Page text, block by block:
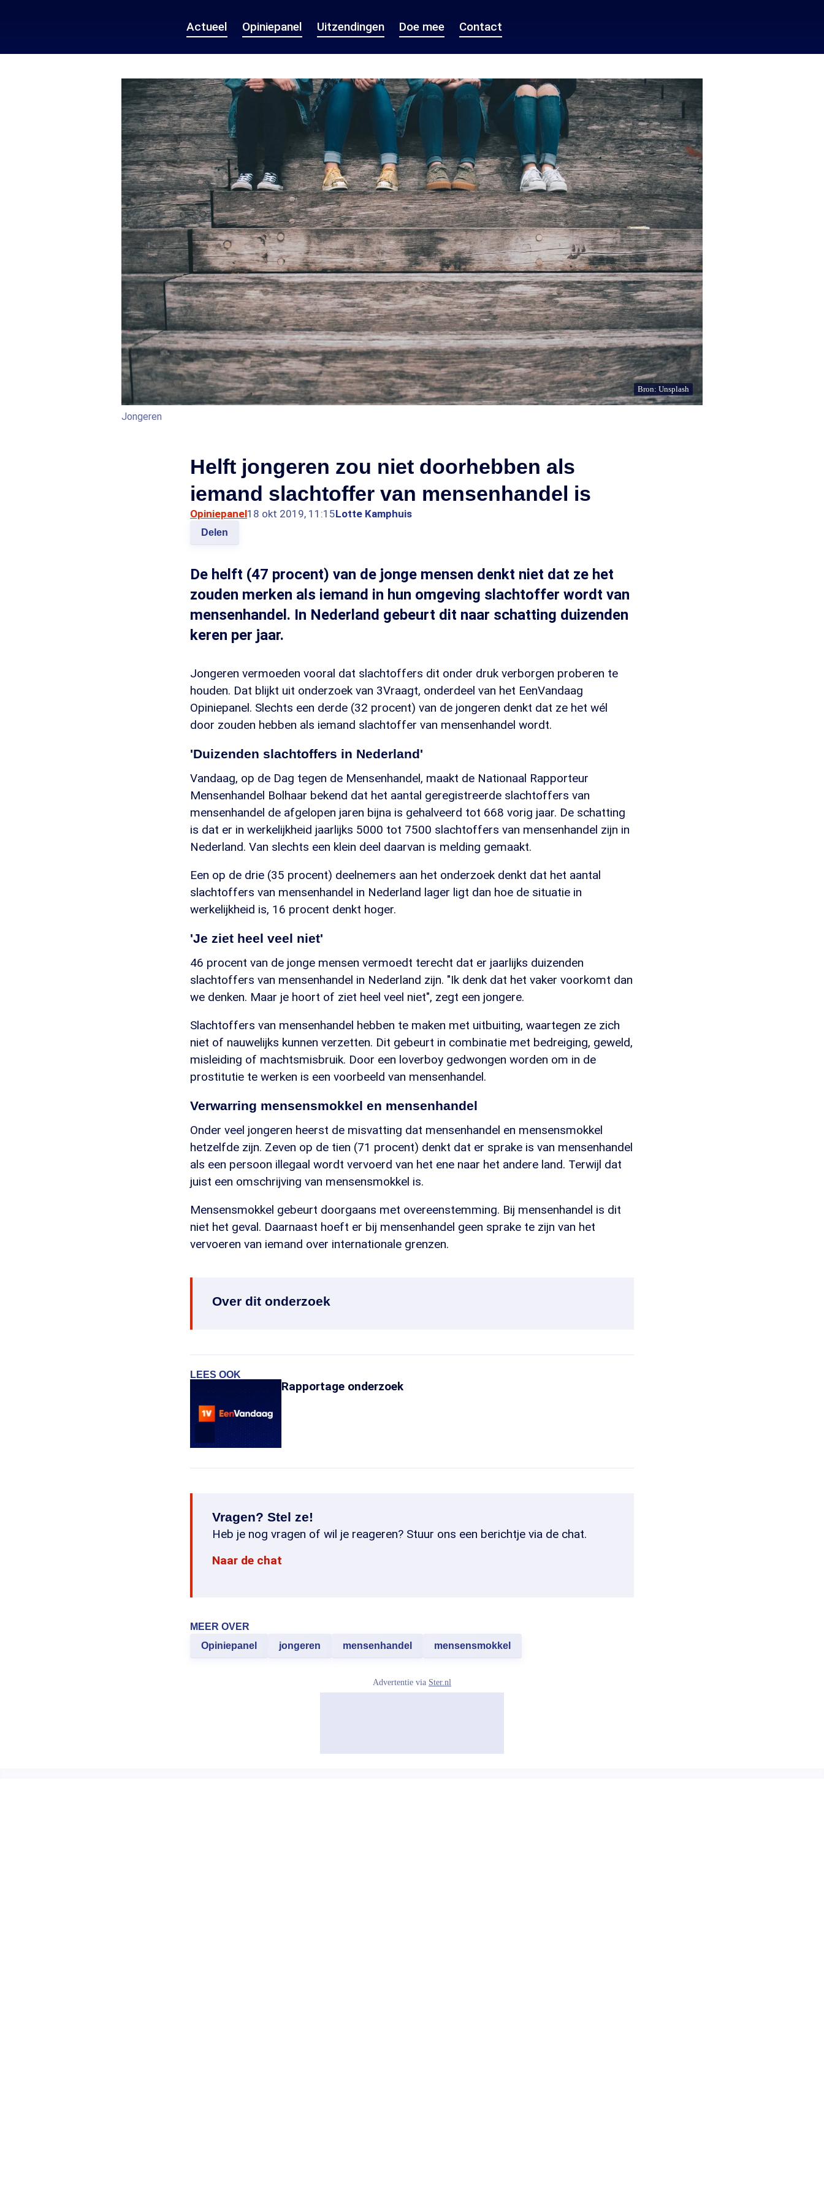
Actueel Opiniepanel Uitzendingen Doe mee Contact
Bron: Unsplash
Jongeren
Helft jongeren zou niet doorhebben als
iemand slachtoffer van mensenhandel is
Opiniepanel18 okt 2019, 11:15Lotte Kamphuis
Delen
De helft (47 procent) van de jonge mensen denkt niet dat ze het
zouden merken als iemand in hun omgeving slachtoffer wordt van
mensenhandel. In Nederland gebeurt dit naar schatting duizenden
keren per jaar.
Jongeren vermoeden vooral dat slachtoffers dit onder druk verborgen proberen te
houden. Dat blijkt uit onderzoek van 3Vraagt, onderdeel van het EenVandaag
Opiniepanel. Slechts een derde (32 procent) van de jongeren denkt dat ze het wél
door zouden hebben als iemand slachtoffer van mensenhandel wordt.
'Duizenden slachtoffers in Nederland'
Vandaag, op de Dag tegen de Mensenhandel, maakt de Nationaal Rapporteur
Mensenhandel Bolhaar bekend dat het aantal geregistreerde slachtoffers van
mensenhandel de afgelopen jaren bijna is gehalveerd tot 668 vorig jaar. De schatting
is dat er in werkelijkheid jaarlijks 5000 tot 7500 slachtoffers van mensenhandel zijn in
Nederland. Van slechts een klein deel daarvan is melding gemaakt.
Een op de drie (35 procent) deelnemers aan het onderzoek denkt dat het aantal
slachtoffers van mensenhandel in Nederland lager ligt dan hoe de situatie in
werkelijkheid is, 16 procent denkt hoger.
'Je ziet heel veel niet'
46 procent van de jonge mensen vermoedt terecht dat er jaarlijks duizenden
slachtoffers van mensenhandel in Nederland zijn. "Ik denk dat het vaker voorkomt dan
we denken. Maar je hoort of ziet heel veel niet", zegt een jongere.
Slachtoffers van mensenhandel hebben te maken met uitbuiting, waartegen ze zich
niet of nauwelijks kunnen verzetten. Dit gebeurt in combinatie met bedreiging, geweld,
misleiding of machtsmisbruik. Door een loverboy gedwongen worden om in de
prostitutie te werken is een voorbeeld van mensenhandel.
Verwarring mensensmokkel en mensenhandel
Onder veel jongeren heerst de misvatting dat mensenhandel en mensensmokkel
hetzelfde zijn. Zeven op de tien (71 procent) denkt dat er sprake is van mensenhandel
als een persoon illegaal wordt vervoerd van het ene naar het andere land. Terwijl dat
juist een omschrijving van mensensmokkel is.
Mensensmokkel gebeurt doorgaans met overeenstemming. Bij mensenhandel is dit
niet het geval. Daarnaast hoeft er bij mensenhandel geen sprake te zijn van het
vervoeren van iemand over internationale grenzen.
Over dit onderzoek
LEES OOK
Rapportage onderzoek
Vragen? Stel ze!
Heb je nog vragen of wil je reageren? Stuur ons een berichtje via de chat.
Naar de chat
MEER OVER
Opiniepanel
jongeren mensenhandel mensensmokkel
Advertentie via Ster.nl